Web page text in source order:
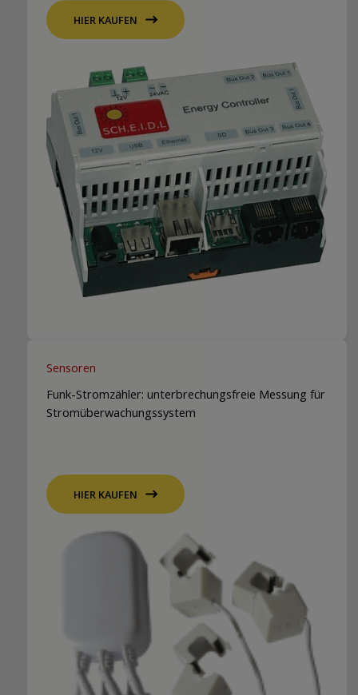
HIER KAUFEN
Sensoren
Funk-Stromzähler: unterbrechungsfreie Messung für
Stromüberwachungssystem
HIER KAUFEN